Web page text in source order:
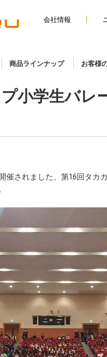
会社情報
商品ラインナップ お客様
小学生バレ
催されました、第16回タカ